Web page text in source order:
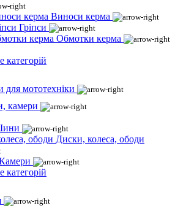
Виноси керма
Гріпси
Обмотки керма
категорій
для мототехніки
камери
Диски, колеса, ободи
категорій